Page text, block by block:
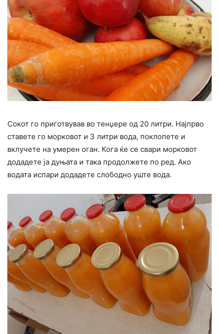
Сокот го приготвував во тенџере од 20 литри. Најпрво
ставете го морковот и 3 литри вода, поклопете и
вклучете на умерен оган. Кога ќе се свари морковот
додадете ја дуњата и така продолжете по ред. Ако
водата испари додадете слободно уште вода.